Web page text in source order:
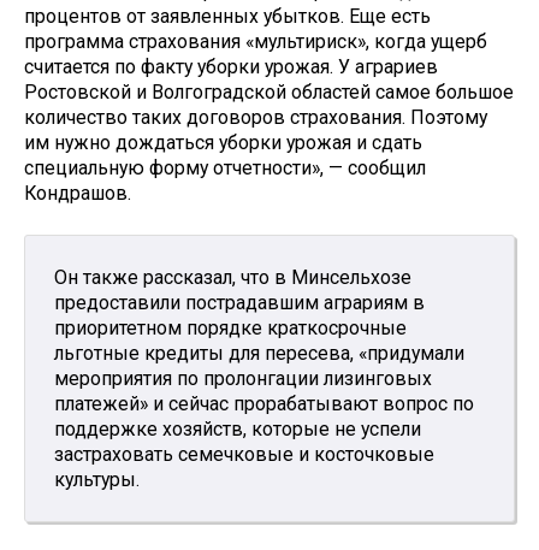
процентов от заявленных убытков. Еще есть
программа страхования «мультириск», когда ущерб
считается по факту уборки урожая. У аграриев
Ростовской и Волгоградской областей самое большое
количество таких договоров страхования. Поэтому
им нужно дождаться уборки урожая и сдать
специальную форму отчетности», — сообщил
Кондрашов.
Он также рассказал, что в Минсельхозе
предоставили пострадавшим аграриям в
приоритетном порядке краткосрочные
льготные кредиты для пересева, «придумали
мероприятия по пролонгации лизинговых
платежей» и сейчас прорабатывают вопрос по
поддержке хозяйств, которые не успели
застраховать семечковые и косточковые
культуры.